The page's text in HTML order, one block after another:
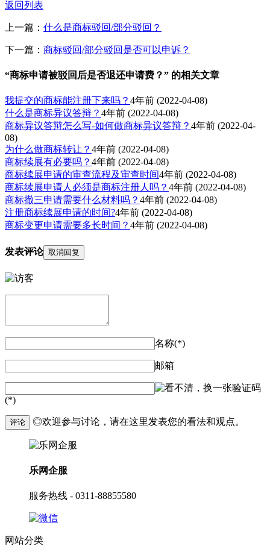
返回列表
上一篇： 什么是商标驳回/部分驳回？
下一篇： 商标驳回/部分驳回是否可以申诉？
“商标申请被驳回后是否退还申请费？” 的相关文章
我提交的商标能注册下来吗？ 4年前 (2022-04-08)
什么是商标异议答辩？ 4年前 (2022-04-08)
商标异议答辩怎么写-如何做商标异议答辩？ 4年前 (2022-04-
08)
为什么做商标转让？ 4年前 (2022-04-08)
商标续展有必要吗？ 4年前 (2022-04-08)
商标续展申请的审查流程及审查时间4年前 (2022-04-08)
商标续展申请人必须是商标注册人吗？ 4年前 (2022-04-08)
商标撤三申请需要什么材料吗？ 4年前 (2022-04-08)
注册商标续展申请的时间?4年前 (2022-04-08)
商标变更申请需要多长时间？ 4年前 (2022-04-08)
发表评论 取消回复
名称(*)
邮箱
验证码
(*)
评论 ◎欢迎参与讨论，请在这里发表您的看法和观点。
乐网企服
服务热线 - 0311-88855580
网站分类